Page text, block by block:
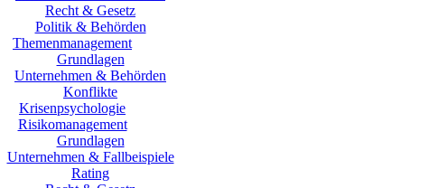
Recht & Gesetz
Politik & Behörden
Themenmanagement
Grundlagen
Unternehmen & Behörden
Konflikte
Krisenpsychologie
Risikomanagement
Grundlagen
Unternehmen & Fallbeispiele
Rating